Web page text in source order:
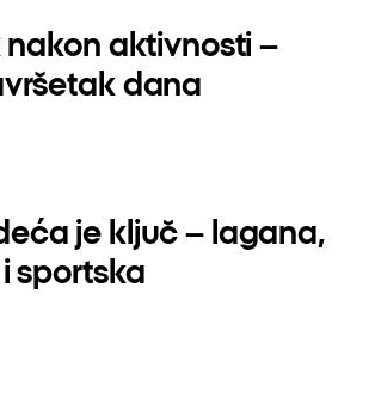
aktivnosti –
dana
je ključ – lagana,
sportska